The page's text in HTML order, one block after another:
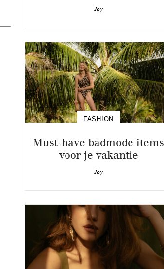
Joy
FASHION
Must-have badmode items
voor je vakantie
Joy